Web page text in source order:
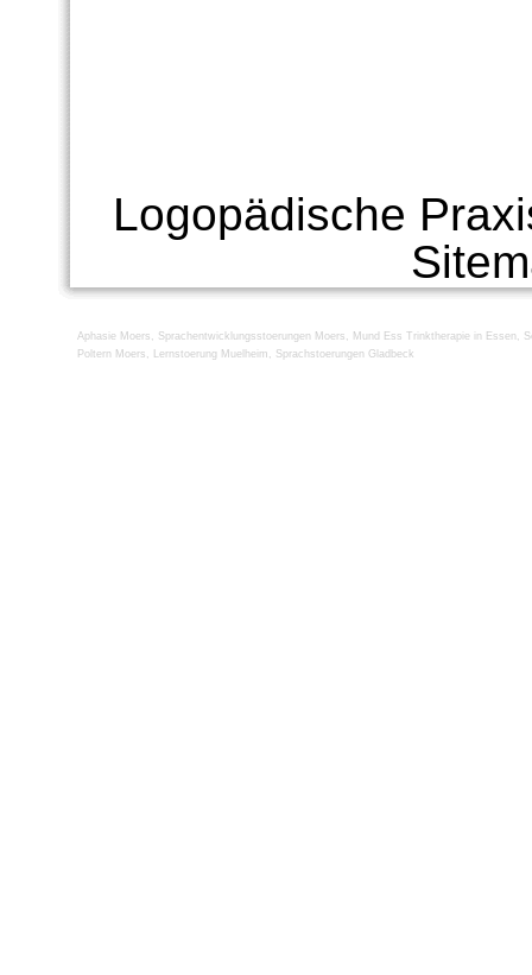
Logopädische
Aphasie Moers , Sprachentwicklungsstoerungen Moers , Mund Ess Trinktherapie in Essen ,
Poltern Moers , Lernstoerung Muelheim , Sprachstoerungen Gladbeck